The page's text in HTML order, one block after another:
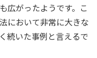
広がったようです。こ
において非常に大きな
続いた事例と言えるで